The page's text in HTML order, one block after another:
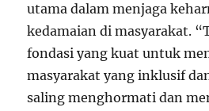
utama dalam menjaga
kedamaian di masyarakat.
fondasi yang kuat untuk
masyarakat yang inklusif
saling menghormati dan